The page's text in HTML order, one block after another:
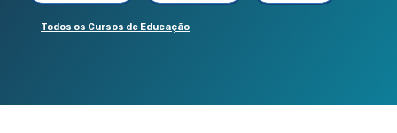
Todos os Cursos de Educação